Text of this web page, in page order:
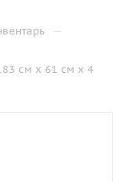
—
см х 61 см х 4